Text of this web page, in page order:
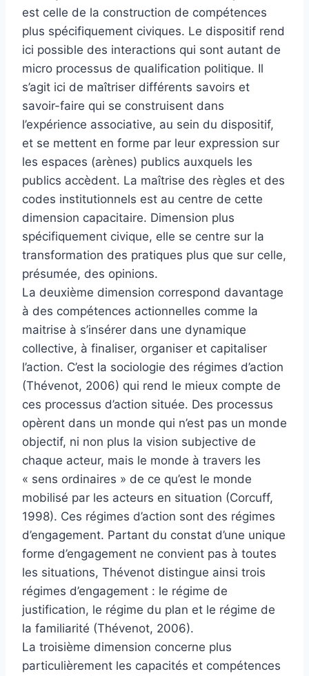
est celle de la construction de compétences
plus spécifiquement civiques. Le dispositif rend
ici possible des interactions qui sont autant de
micro processus de qualification politique. Il
s’agit ici de maîtriser différents savoirs et
savoir-faire qui se construisent dans
l’expérience associative, au sein du dispositif,
et se mettent en forme par leur expression sur
les espaces (arènes) publics auxquels les
publics accèdent. La maîtrise des règles et des
codes institutionnels est au centre de cette
dimension capacitaire. Dimension plus
spécifiquement civique, elle se centre sur la
transformation des pratiques plus que sur celle,
présumée, des opinions.
La deuxième dimension correspond davantage
à des compétences actionnelles comme la
maitrise à s’insérer dans une dynamique
collective, à finaliser, organiser et capitaliser
l’action. C’est la sociologie des régimes d’action
(Thévenot, 2006) qui rend le mieux compte de
ces processus d’action située. Des processus
opèrent dans un monde qui n’est pas un monde
objectif, ni non plus la vision subjective de
chaque acteur, mais le monde à travers les
« sens ordinaires » de ce qu’est le monde
mobilisé par les acteurs en situation (Corcuff,
1998). Ces régimes d’action sont des régimes
d’engagement. Partant du constat d’une unique
forme d’engagement ne convient pas à toutes
les situations, Thévenot distingue ainsi trois
régimes d’engagement : le régime de
justification, le régime du plan et le régime de
la familiarité (Thévenot, 2006).
La troisième dimension concerne plus
particulièrement les capacités et compétences